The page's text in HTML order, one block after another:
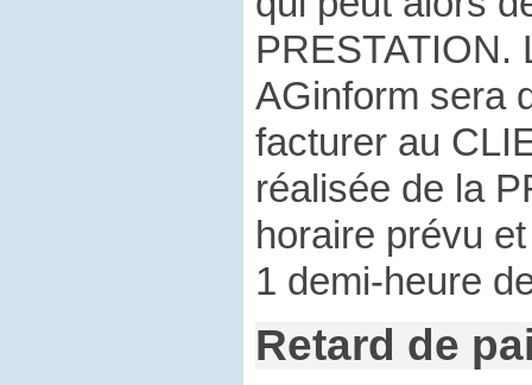
PRESTATION.
AGinform sera
facturer au
réalisée de la
horaire prévu
1 demi-heure
Retard de